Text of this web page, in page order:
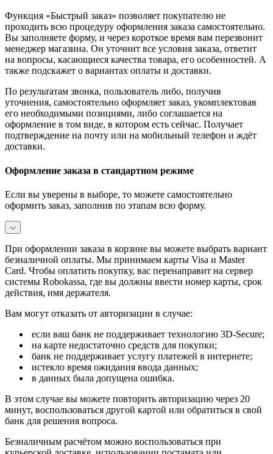
Функция «Быстрый заказ» позволяет покупателю не
проходить всю процедуру оформления заказа самостоятельно.
Вы заполняете форму, и через короткое время вам перезвонит
менеджер магазина. Он уточнит все условия заказа, ответит
на вопросы, касающиеся качества товара, его особенностей. А
также подскажет о вариантах оплаты и доставки.
По результатам звонка, пользователь либо, получив
уточнения, самостоятельно оформляет заказ, укомплектовав
его необходимыми позициями, либо соглашается на
оформление в том виде, в котором есть сейчас. Получает
подтверждение на почту или на мобильный телефон и ждёт
доставки.
Оформление заказа в стандартном режиме
Если вы уверены в выборе, то можете самостоятельно
оформить заказ, заполнив по этапам всю форму.
При оформлении заказа в корзине вы можете выбрать вариант
безналичной оплаты. Мы принимаем карты Visa и Master
Card. Чтобы оплатить покупку, вас перенаправит на сервер
системы Robokassa, где вы должны ввести номер карты, срок
действия, имя держателя.
Вам могут отказать от авторизации в случае:
если ваш банк не поддерживает технологию 3D-Secure;
на карте недостаточно средств для покупки;
банк не поддерживает услугу платежей в интернете;
истекло время ожидания ввода данных;
в данных была допущена ошибка.
В этом случае вы можете повторить авторизацию через 20
минут, воспользоваться другой картой или обратиться в свой
банк для решения вопроса.
Безналичным расчётом можно воспользоваться при